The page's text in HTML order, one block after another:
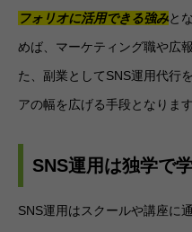
フォリオに活用できる強みと
めば、マーケティング職や広
た、副業としてSNS運用代行
アの幅を広げる手段となります
SNS運用は独学で
SNS運用はスクールや講座に